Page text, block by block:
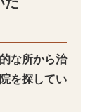
な所から治
を探してい